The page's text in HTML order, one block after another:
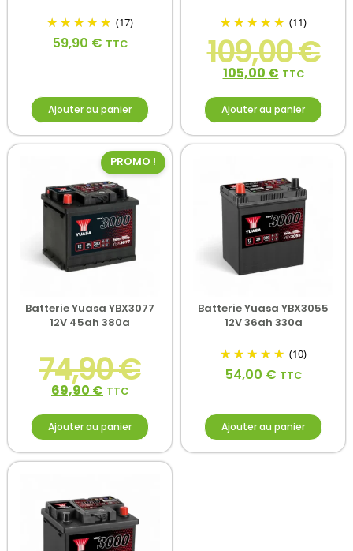
(17)
59,90 € TTC
Ajouter au panier
(11)
109,00€
105,00 € TTC
Ajouter au panier
PROMO !
Batterie Yuasa YBX3077
12V 45ah 380a
74,90€
69,90 € TTC
Ajouter au panier
Batterie Yuasa YBX3055
12V 36ah 330a
(10)
54,00 € TTC
Ajouter au panier